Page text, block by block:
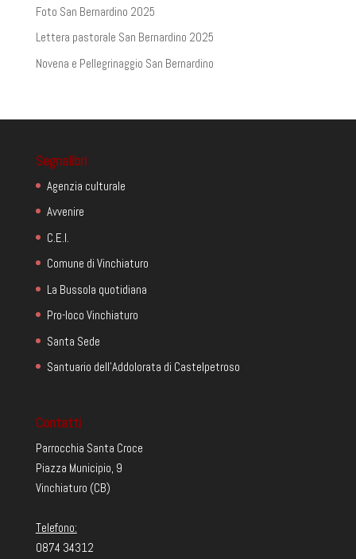
Foto San Bernardino 2025
Lettera pastorale San Bernardino 2025
Novena e Pellegrinaggio San Bernardino
Segnalibri
Agenzia culturale
Avvenire
C.E.I.
Comune di Vinchiaturo
La Bussola quotidiana
Pro-loco Vinchiaturo
Santa Sede
Santuario dell'Addolorata di Castelpetroso
Contatti
Parrocchia Santa Croce
Piazza Municipio, 9
Vinchiaturo (CB)
Telefono:
0874 34312